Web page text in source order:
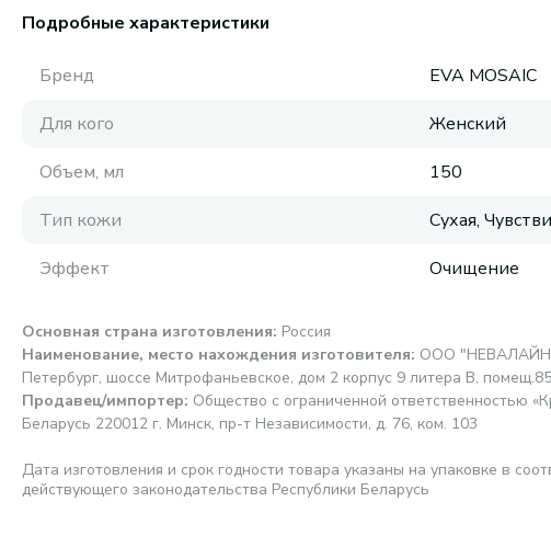
Подробные характеристики
Бренд
EVA MOSAIC
Для кого
Женский
Объем, мл
150
Тип кожи
Сухая,
Эффект
Очищение
Основная страна изготовления: Россия
Наименование, место нахождения изготовителя: ООО "НЕВАЛАЙН",
Петербург, шоссе Митрофаньевское, дом 2 корпус 9 литера В, помещ.85
Продавец/импортер: Общество с ограниченной ответственностью
Беларусь 220012 г. Минск, пр-т Независимости, д. 76, ком. 103
Дата изготовления и срок годности товара указаны на упаковке в
действующего законодательства Республики Беларусь